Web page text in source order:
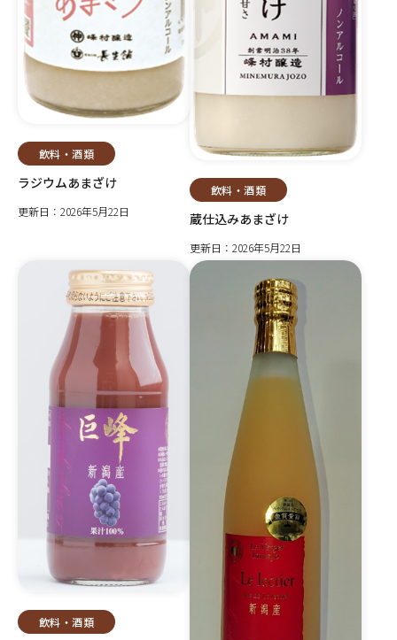
飲料・酒類
ラジウムあまざけ
更新日：2026年5月22日
飲料・酒類
蔵仕込みあまざけ
更新日：2026年5月22日
飲料・酒類